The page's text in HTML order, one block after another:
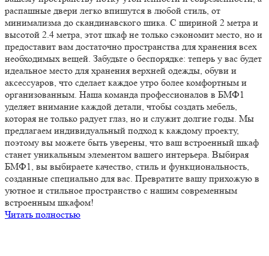
распашные двери легко впишутся в любой стиль, от
минимализма до скандинавского шика. С шириной 2 метра и
высотой 2.4 метра, этот шкаф не только сэкономит место, но и
предоставит вам достаточно пространства для хранения всех
необходимых вещей. Забудьте о беспорядке: теперь у вас будет
идеальное место для хранения верхней одежды, обуви и
аксессуаров, что сделает каждое утро более комфортным и
организованным. Наша команда профессионалов в БМФ1
уделяет внимание каждой детали, чтобы создать мебель,
которая не только радует глаз, но и служит долгие годы. Мы
предлагаем индивидуальный подход к каждому проекту,
поэтому вы можете быть уверены, что ваш встроенный шкаф
станет уникальным элементом вашего интерьера. Выбирая
БМФ1, вы выбираете качество, стиль и функциональность,
созданные специально для вас. Превратите вашу прихожую в
уютное и стильное пространство с нашим современным
встроенным шкафом!
Читать полностью